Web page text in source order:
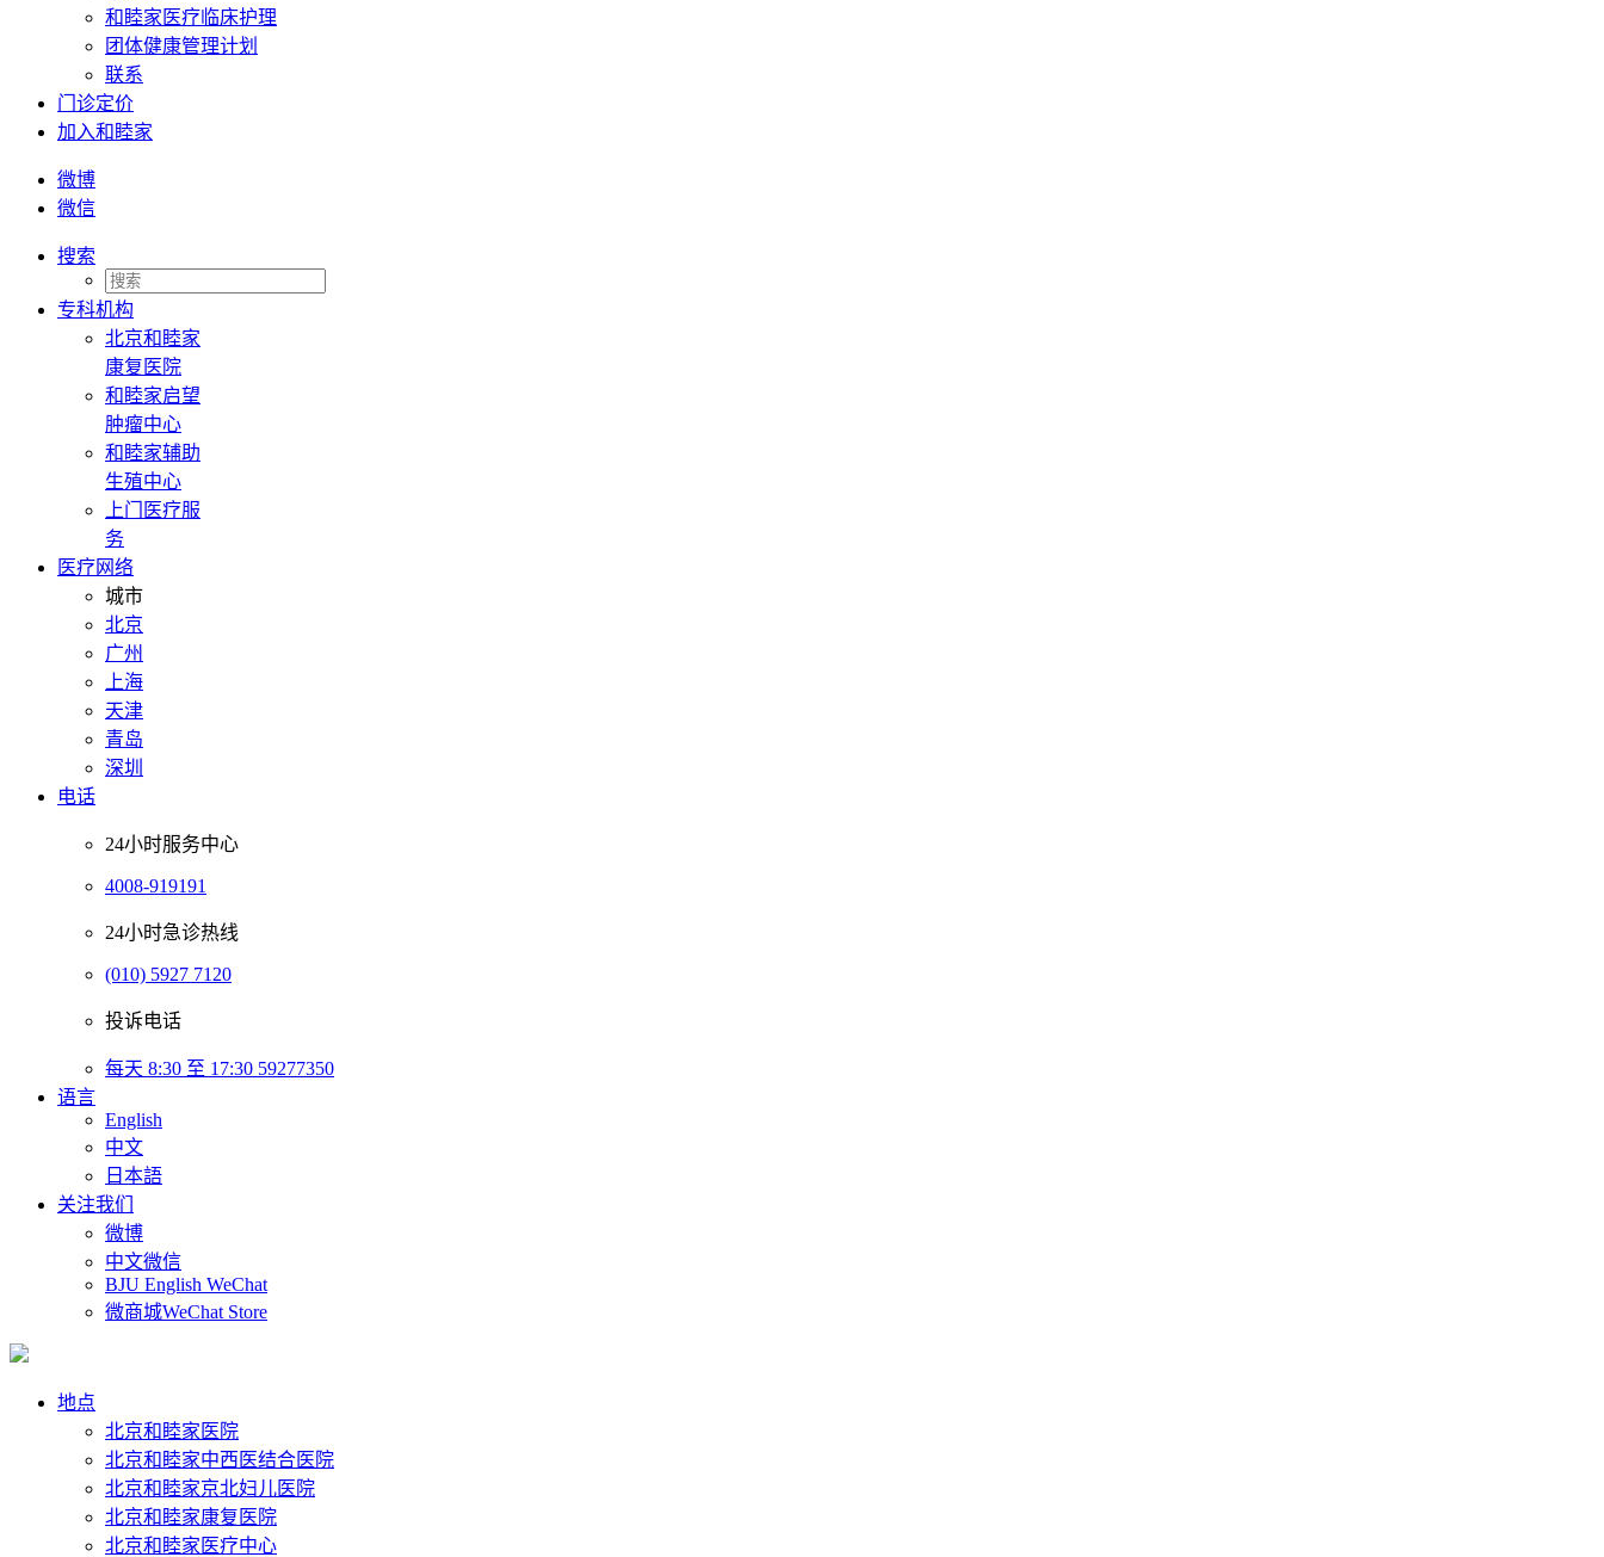
和睦家医疗临床护理
团体健康管理计划
联系
门诊定价
加入和睦家
微博
微信
搜索
专科机构
北京和睦家
康复医院
和睦家启望
肿瘤中心
和睦家辅助
生殖中心
上门医疗服
务
医疗网络
城市
北京
广州
上海
天津
青岛
深圳
电话
24小时服务中心
4008-919191
24小时急诊热线
(010) 5927 7120
投诉电话
每天 8:30 至 17:30 59277350
语言
English
中文
日本語
关注我们
微博
中文微信
BJU English WeChat
微商城WeChat Store
地点
北京和睦家医院
北京和睦家中西医结合医院
北京和睦家京北妇儿医院
北京和睦家康复医院
北京和睦家医疗中心